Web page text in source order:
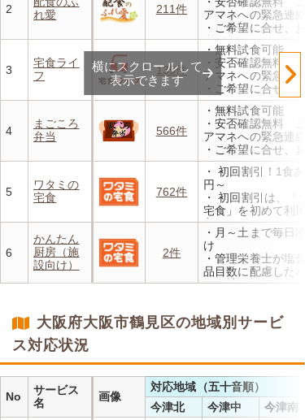
・定期は通常価格
んと20％OFF！
2
れ愛
211件
アマネへの緊急連絡
・ご希望に合せ、
食、アレルギーに無
・1回だけ、1食だ
もOK
3
宅食ライ
フ
135件
・無料試食可能
・安否確認無料 ご
アマネへの緊急連絡
・ご希望に合せ、
食、アレルギーに無
・1回だけ、1食だ
もOK
4
まごころ
弁当
566件
・無料試食可能
・安否確認無料 ご
アマネへの緊急連絡
・ご希望に合せ、
食、アレルギーに無
・1回だけ、1食だ
もOK
5
ワタミの
宅食
762件
・ 初回割引！1食
円～
・ 初回割引は、「
宅食」を初めて利用
方、または6か月以
お休みされている
なります。※「好い
ず」「好い日の御
外
・香り、風味、食
・日替わりの献立
らご利用可能
6
かんたん
厨房（施
設向け）
2件
・月～土まで毎日
け
・管理栄養士が塩
品目数に配慮した
・自社工場で厳格
減を実現！温める
横にスクロールして
表示できます
大阪府大阪市鶴見区の地域別サービ
ス対応状況
No
サービス
名
画像
対応地域（五十音順）
今津北
今津中 今津南